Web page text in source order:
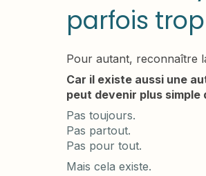
parfois
Pour autant, reconnaître
Car il existe aussi une
peut devenir plus simple
Pas toujours.
Pas partout.
Pas pour tout.
Mais cela existe.